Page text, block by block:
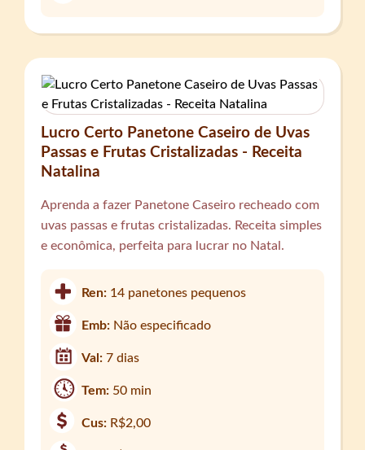
Lucro Certo Panetone Caseiro de Uvas
Passas e Frutas Cristalizadas - Receita
Natalina
Aprenda a fazer Panetone Caseiro recheado com
uvas passas e frutas cristalizadas. Receita simples
e econômica, perfeita para lucrar no Natal.
Ren: 14 panetones pequenos
Emb: Não especificado
Val:7 dias
Tem: 50 min
Cus: R$2,00